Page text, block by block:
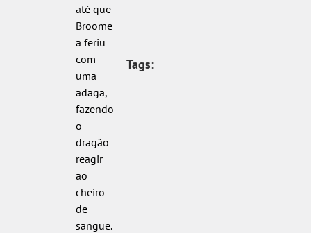
até que
Broome
a feriu
com
uma
adaga,
fazendo
o
dragão
reagir
ao
cheiro
de
sangue.
Tags: